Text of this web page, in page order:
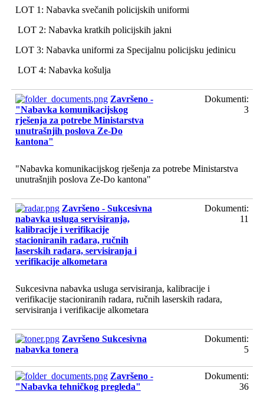
LOT 1: Nabavka svečanih policijskih uniformi
LOT 2: Nabavka kratkih policijskih jakni
LOT 3: Nabavka uniformi za Specijalnu policijsku jedinicu
LOT 4: Nabavka košulja
Završeno -
"Nabavka komunikacijskog
rješenja za potrebe Ministarstva
unutrašnjih poslova Ze-Do
kantona"
Dokumenti:
3
"Nabavka komunikacijskog rješenja za potrebe Ministarstva
unutrašnjih poslova Ze-Do kantona"
Završeno - Sukcesivna
nabavka usluga servisiranja,
kalibracije i verifikacije
stacioniranih radara, ručnih
laserskih radara, servisiranja i
verifikacije alkometara
Dokumenti:
11
Sukcesivna nabavka usluga servisiranja, kalibracije i
verifikacije stacioniranih radara, ručnih laserskih radara,
servisiranja i verifikacije alkometara
Završeno Sukcesivna
nabavka tonera
Dokumenti:
5
Završeno -
"Nabavka tehničkog pregleda"
Dokumenti:
36